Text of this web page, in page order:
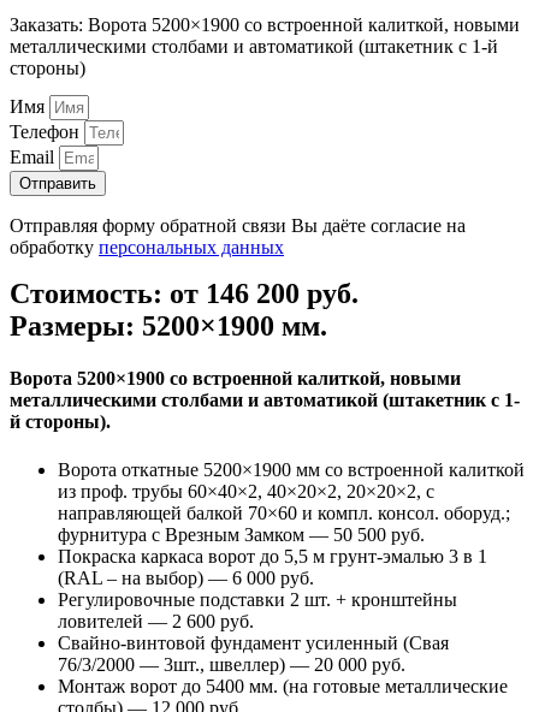
Заказать: Ворота 5200×1900 со встроенной калиткой, новыми
металлическими столбами и автоматикой (штакетник с 1-й
стороны)
Имя
Телефон
Email
Отправить
Отправляя форму обратной связи Вы даёте согласие на
обработку персональных данных
Стоимость: от 146 200 руб.
Размеры: 5200×1900 мм.
Ворота 5200×1900 со встроенной калиткой, новыми
металлическими столбами и автоматикой (штакетник с 1-
й стороны).
Ворота откатные 5200×1900 мм со встроенной калиткой
из проф. трубы 60×40×2, 40×20×2, 20×20×2, с
направляющей балкой 70×60 и компл. консол. оборуд.;
фурнитура с Врезным Замком — 50 500 руб.
Покраска каркаса ворот до 5,5 м грунт-эмалью 3 в 1
(RAL – на выбор) — 6 000 руб.
Регулировочные подставки 2 шт. + кронштейны
ловителей — 2 600 руб.
Свайно-винтовой фундамент усиленный (Свая
76/3/2000 — 3шт., швеллер) — 20 000 руб.
Монтаж ворот до 5400 мм. (на готовые металлические
столбы) — 12 000 руб.